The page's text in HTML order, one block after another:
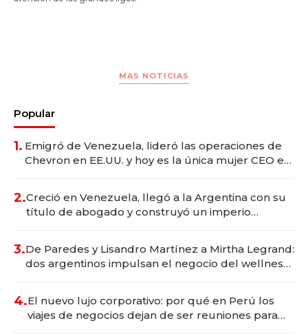
MAS NOTICIAS
Popular
1. Emigró de Venezuela, lideró las operaciones de
Chevron en EE.UU. y hoy es la única mujer CEO en
2.Creció en Venezuela, llegó a la Argentina con su
título de abogado y construyó un imperio
3.De Paredes y Lisandro Martínez a Mirtha Legrand:
dos argentinos impulsan el negocio del wellness
4.El nuevo lujo corporativo: por qué en Perú los
viajes de negocios dejan de ser reuniones para